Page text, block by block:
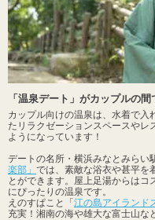
「温泉デート」がカップルの間
カップル向けの温泉は、水着で入
たリラクゼーションスペースや
ようになっています！
デートの名所・横浜みなとみらい
楽部」 では、素敵な浴衣や甚平を
とができます。屋上足湯からは
にぴったりの温泉です。
えのすぱこと「江の島アイランド
充実！湘南の海や雄大な富士山な